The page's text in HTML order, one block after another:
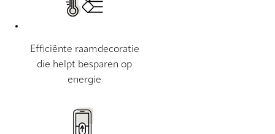
Efficiënte raamdecoratie
die helpt besparen op
energie